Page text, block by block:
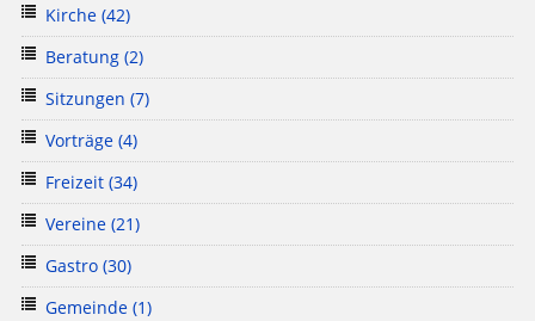
Kirche (42)
Beratung (2)
Sitzungen (7)
Vorträge (4)
Freizeit (34)
Vereine (21)
Gastro (30)
Gemeinde (1)